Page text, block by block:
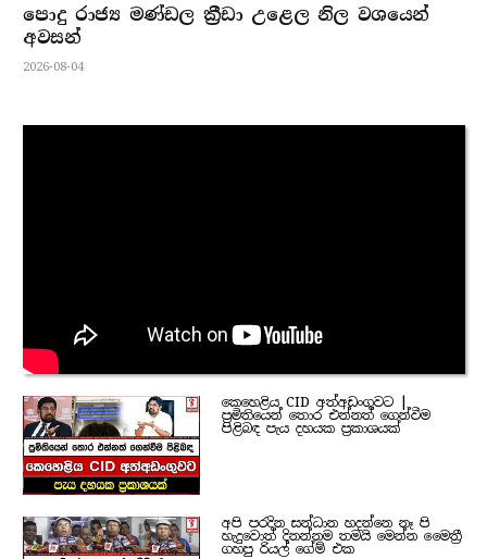
පොදු රාජ්‍ය මණ්ඩල ක්‍රීඩා උළෙල නිල වශයෙන්
අවසන්
2026-08-04
කෙහෙළිය CID අත්අඩංගුවට |
ප්‍රමිතියෙන් තොර එන්නත් ගෙන්වීම
පිළිබඳ පැය දහයක ප්‍රකාශයක්
අපි පරදින සන්ධාන හදන්නෙ නෑ පි
හැදුවොත් දිනන්නම තමයි මෙන්න මෛත්‍රී
ගහපු රියල් ගේම් එක